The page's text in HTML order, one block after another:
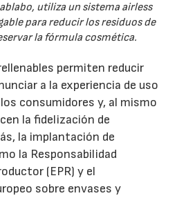
utiliza un sistema airless
para reducir los residuos de
la fórmula cosmética.
permiten reducir
a la experiencia de uso
consumidores y, al mismo
la fidelización de
la implantación de
la Responsabilidad
(EPR) y el
sobre envases y